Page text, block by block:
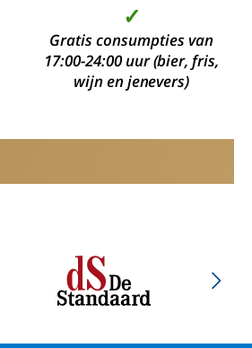
✓
Gratis consumpties van
17:00-24:00 uur (bier, fris,
wijn en jenevers)